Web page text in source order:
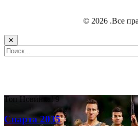
© 2026 .Все
✕
Топ Новинка! 9
Спарта 2035